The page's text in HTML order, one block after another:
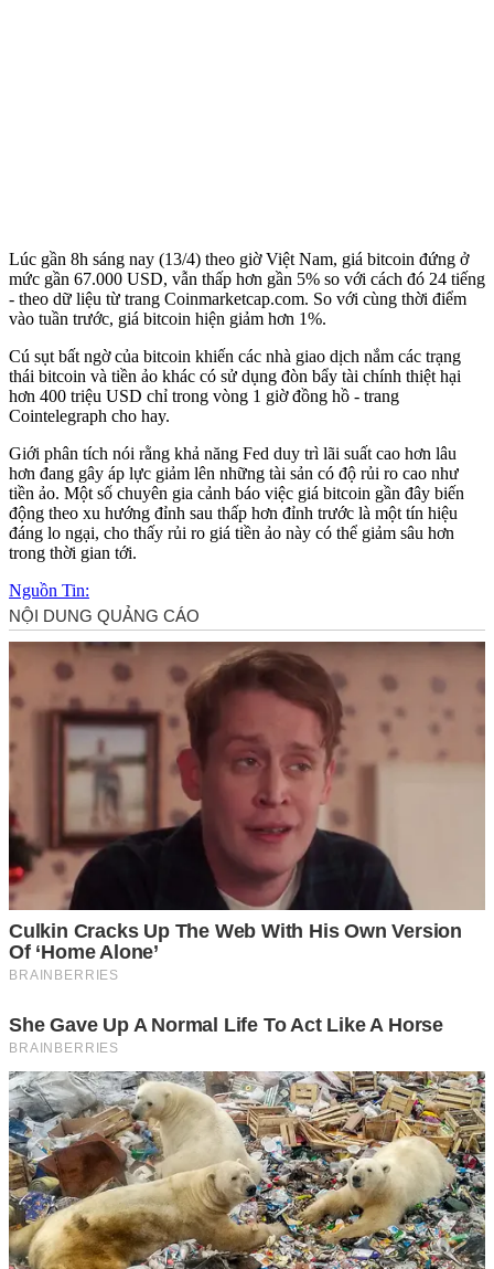
Lúc gần 8h sáng nay (13/4) theo giờ Việt Nam, giá bitcoin đứng ở
mức gần 67.000 USD, vẫn thấp hơn gần 5% so với cách đó 24 tiếng
- theo dữ liệu từ trang Coinmarketcap.com. So với cùng thời điểm
vào tuần trước, giá bitcoin hiện giảm hơn 1%.
Cú sụt bất ngờ của bitcoin khiến các nhà giao dịch nắm các trạng
thái bitcoin và tiền ảo khác có sử dụng đòn bẩy tài chính thiệt hại
hơn 400 triệu USD chỉ trong vòng 1 giờ đồng hồ - trang
Cointelegraph cho hay.
Giới phân tích nói rằng khả năng Fed duy trì lãi suất cao hơn lâu
hơn đang gây áp lực giảm lên những tài sản có độ rủi ro cao như
tiền ảo. Một số chuyên gia cảnh báo việc giá bitcoin gần đây biến
động theo xu hướng đỉnh sau thấp hơn đỉnh trước là một tín hiệu
đáng lo ngại, cho thấy rủi ro giá tiền ảo này có thể giảm sâu hơn
trong thời gian tới.
Nguồn Tin: